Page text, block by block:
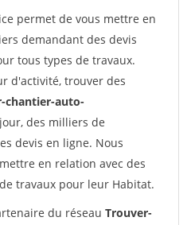
permet de vous mettre en
demandant des devis
tous types de travaux.
d'activité, trouver des
chantier-auto-
des milliers de
devis en ligne. Nous
en relation avec des
travaux pour leur Habitat.
du réseau Trouver-